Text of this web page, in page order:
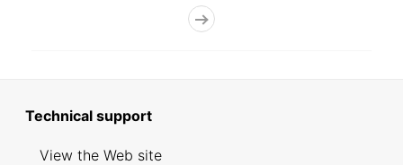
Technical support
View the Web site